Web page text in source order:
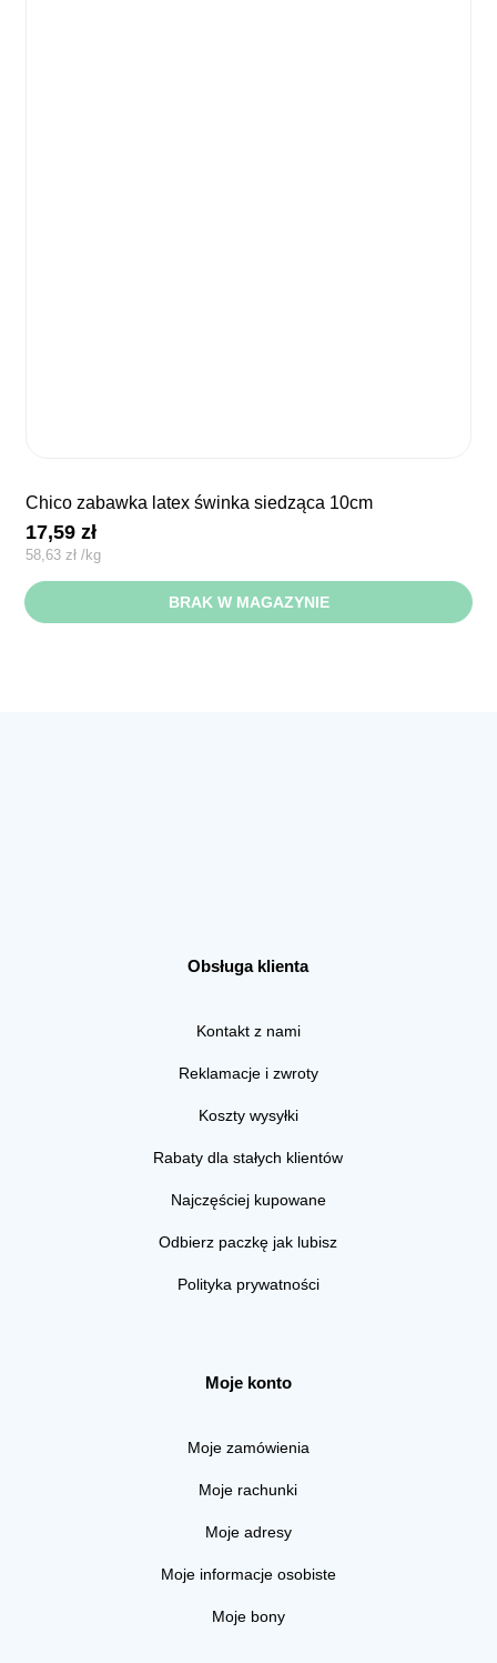
chico zabawka latex świnka siedząca 10cm
17,59zł
58,63zł /kg
BRAK W MAGAZYNIE
Obsługa klienta
Kontakt z nami
Reklamacje i zwroty
Koszty wysyłki
Rabaty dla stałych klientów
Najczęściej kupowane
Odbierz paczkę jak lubisz
Polityka prywatności
Moje konto
Moje zamówienia
Moje rachunki
Moje adresy
Moje informacje osobiste
Moje bony